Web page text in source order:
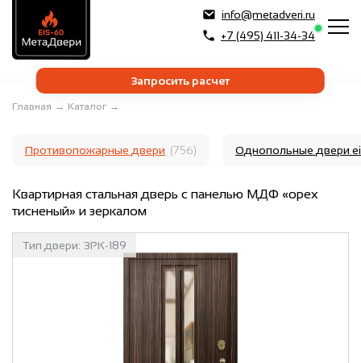
info@metadveri.ru
+7 (495) 411-34-34
Запросить расчет
Главная → Каталог →
Противопожарные двери (756) Однопольные двери
Квартирная стальная дверь с панелью МДФ «орех
тисненый» и зеркалом
Тип двери: ЗРК-189